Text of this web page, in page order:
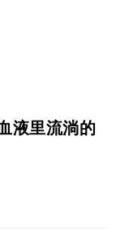
液里流淌的